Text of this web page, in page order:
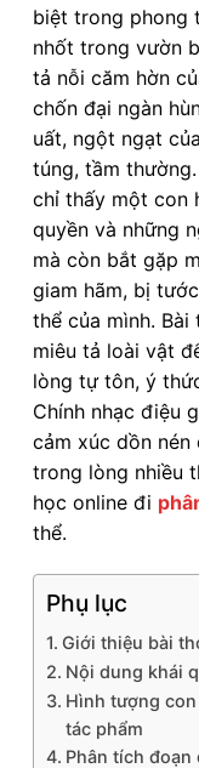
biệt trong phong
nhốt trong vườn
tả nỗi căm hờn
chốn đại ngàn
uất, ngột ngạt
túng, tầm
chỉ thấy một con
quyền và những
mà còn bắt gặp
giam hãm, bị
thể của mình.
miêu tả loài vật
lòng tự tôn, ý
Chính nhạc điệu
cảm xúc dồn nén
trong lòng nhiều
học online đi
thể.
Phụ lục
Giới thiệu bài
Nội dung khái
Hình tượng
tác phẩm
Phân tích đoạn